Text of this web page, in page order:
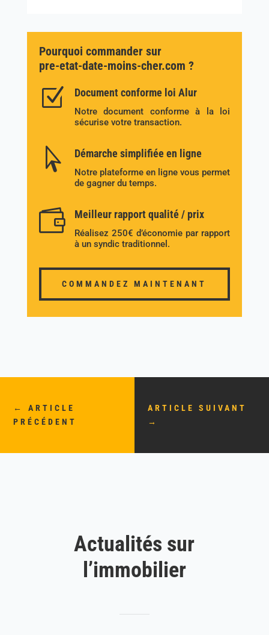
Pourquoi commander sur
pre-etat-date-moins-cher.com ?
Z Document conforme loi Alur
Notre document conforme à la loi
sécurise votre transaction.
 Démarche simplifiée en ligne
Notre plateforme en ligne vous permet
de gagner du temps.
 Meilleur rapport qualité / prix
Réalisez 250€ d’économie par rapport
à un syndic traditionnel.
COMMANDEZ MAINTENANT
←ARTICLE
PRÉCÉDENT
ARTICLE SUIVANT
→
Actualités sur
l’immobilier